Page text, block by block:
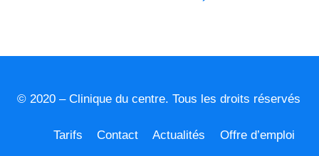
© 2020 – Clinique du centre. Tous les droits réservés
Tarifs Contact Actualités Offre d’emploi